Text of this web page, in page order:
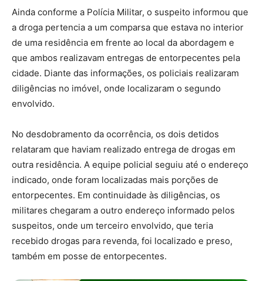
Ainda conforme a Polícia Militar, o suspeito informou que
a droga pertencia a um comparsa que estava no interior
de uma residência em frente ao local da abordagem e
que ambos realizavam entregas de entorpecentes pela
cidade. Diante das informações, os policiais realizaram
diligências no imóvel, onde localizaram o segundo
envolvido.
No desdobramento da ocorrência, os dois detidos
relataram que haviam realizado entrega de drogas em
outra residência. A equipe policial seguiu até o endereço
indicado, onde foram localizadas mais porções de
entorpecentes. Em continuidade às diligências, os
militares chegaram a outro endereço informado pelos
suspeitos, onde um terceiro envolvido, que teria
recebido drogas para revenda, foi localizado e preso,
também em posse de entorpecentes.